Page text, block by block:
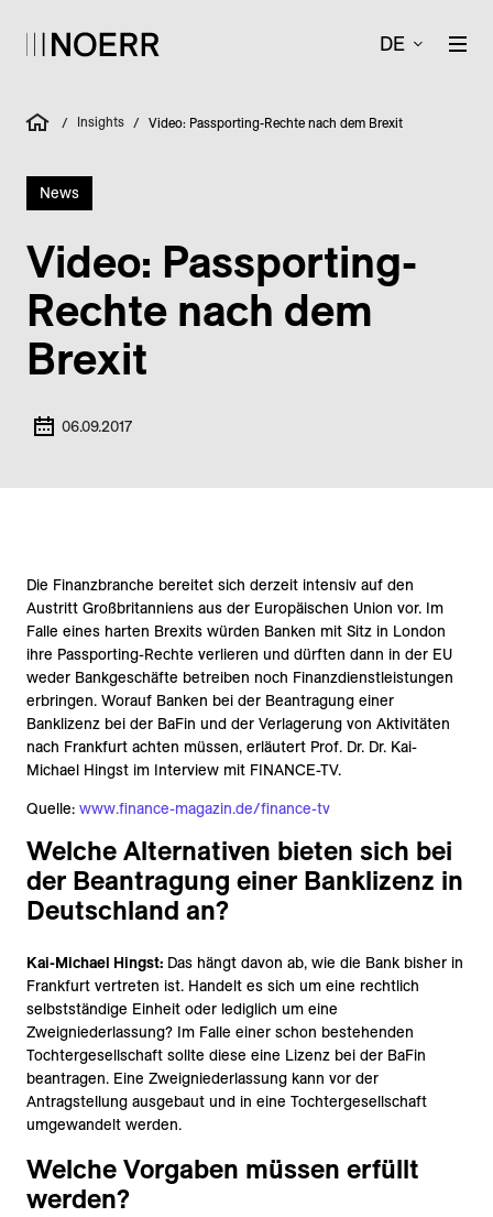
DE
/ Insights / Video: Passporting-Rechte nach dem Brexit
News
Video: Passporting-
Rechte nach dem
Brexit
06.09.2017
Die Finanzbranche bereitet sich derzeit intensiv auf den
Austritt Großbritanniens aus der Europäischen Union vor. Im
Falle eines harten Brexits würden Banken mit Sitz in London
ihre Passporting-Rechte verlieren und dürften dann in der EU
weder Bankgeschäfte betreiben noch Finanzdienstleistungen
erbringen. Worauf Banken bei der Beantragung einer
Banklizenz bei der BaFin und der Verlagerung von Aktivitäten
nach Frankfurt achten müssen, erläutert Prof. Dr. Dr. Kai-
Michael Hingst im Interview mit FINANCE-TV.
Quelle: www.finance-magazin.de/finance-tv
Welche Alternativen bieten sich bei
der Beantragung einer Banklizenz in
Deutschland an?
Kai-Michael Hingst: Das hängt davon ab, wie die Bank bisher in
Frankfurt vertreten ist. Handelt es sich um eine rechtlich
selbstständige Einheit oder lediglich um eine
Zweigniederlassung? Im Falle einer schon bestehenden
Tochtergesellschaft sollte diese eine Lizenz bei der BaFin
beantragen. Eine Zweigniederlassung kann vor der
Antragstellung ausgebaut und in eine Tochtergesellschaft
umgewandelt werden.
Welche Vorgaben müssen erfüllt
werden?